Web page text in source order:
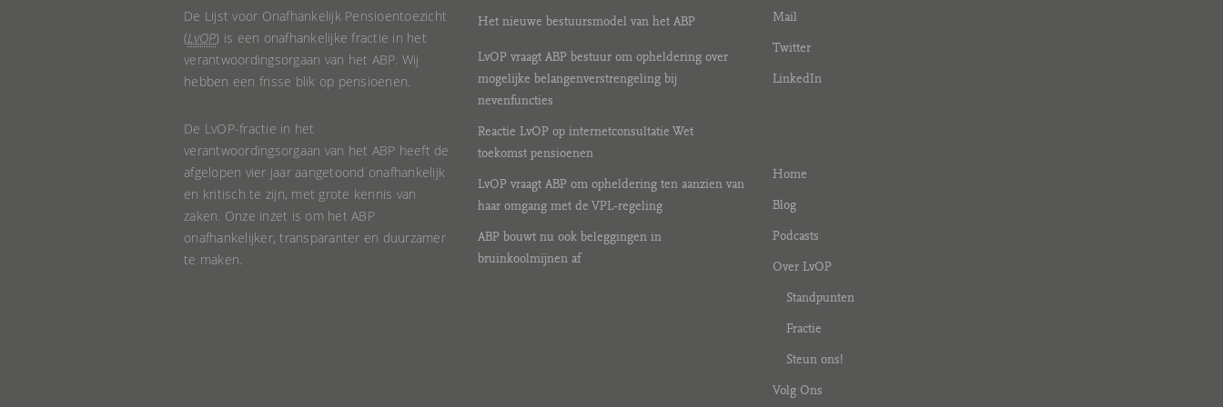
De Lijst voor Onafhankelijk Pensioentoezicht
(LvOP) is een onafhankelijke fractie in het
verantwoordingsorgaan van het ABP. Wij
hebben een frisse blik op pensioenen.
De LvOP-fractie in het
verantwoordingsorgaan van het ABP heeft de
afgelopen vier jaar aangetoond onafhankelijk
en kritisch te zijn, met grote kennis van
zaken. Onze inzet is om het ABP
onafhankelijker, transparanter en duurzamer
te maken.
Het nieuwe bestuursmodel van het ABP
LvOP vraagt ABP bestuur om opheldering over
mogelijke belangenverstrengeling bij
nevenfuncties
Reactie LvOP op internetconsultatie Wet
toekomst pensioenen
LvOP vraagt ABP om opheldering ten aanzien van
haar omgang met de VPL-regeling
ABP bouwt nu ook beleggingen in
bruinkoolmijnen af
Mail
Twitter
LinkedIn
Home
Blog
Podcasts
Over LvOP
Standpunten
Fractie
Steun ons!
Volg Ons